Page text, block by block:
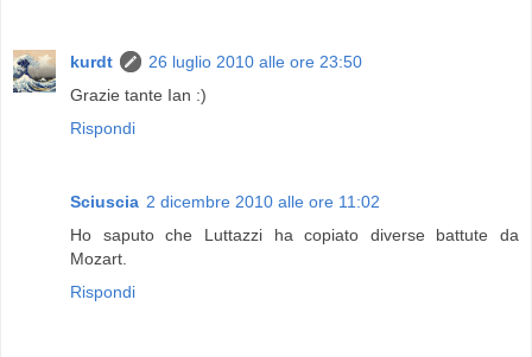
kurdt
26 luglio 2010 alle ore 23:50
Grazie tante Ian :)
Rispondi
Sciuscia 2 dicembre 2010 alle ore 11:02
Ho saputo che Luttazzi ha copiato diverse battute da
Mozart.
Rispondi